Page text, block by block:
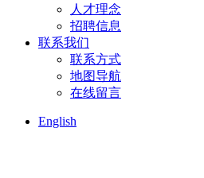
人才理念
招聘信息
联系我们
联系方式
地图导航
在线留言
English